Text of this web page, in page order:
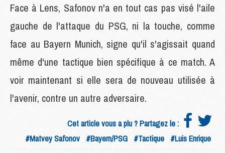
Face à Lens, Safonov n'a en tout cas pas visé l'aile
gauche de l'attaque du PSG, ni la touche, comme
face au Bayern Munich, signe qu'il s'agissait quand
même d'une tactique bien spécifique à ce match. A
voir maintenant si elle sera de nouveau utilisée à
l'avenir, contre un autre adversaire.
Cet article vous a plu ? Partagez le :
#Matvey Safonov #Bayern/PSG #Tactique #Luis Enrique